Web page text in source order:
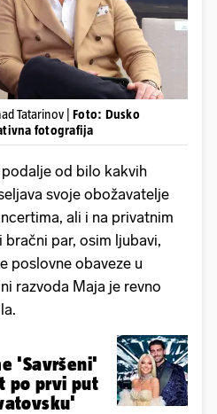
Tatarinov | Foto: Dusko
fotografija
od bilo kakvih
svoje obožavatelje
ali i na privatnim
bračni par, osim ljubavi,
poslovne obaveze u
razvoda Maja je revno
'Savršeni'
po prvi put